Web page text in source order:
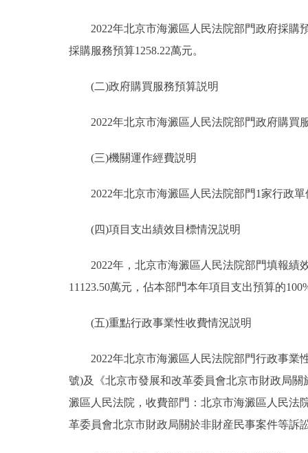
2022年北京市海澱區人民法院部門政府採購預
採購服務預算1258.22萬元。
(二)政府購買服務預算説明
2022年北京市海澱區人民法院部門政府購買
(三)機關運作經費説明
2022年北京市海澱區人民法院部門1家行政單
(四)項目支出績效目標情況説明
2022年，北京市海澱區人民法院部門填報績效
11123.50萬元，佔本部門本年項目支出預算的
(五)重點行政事業性收費情況説明
2022年北京市海澱區人民法院部門行政事業
號)及《北京市發展和改革委員會北京市財政局
澱區人民法院，收費部門：北京市海澱區人民法
革委員會北京市財政局關於非財産民事案件等訴